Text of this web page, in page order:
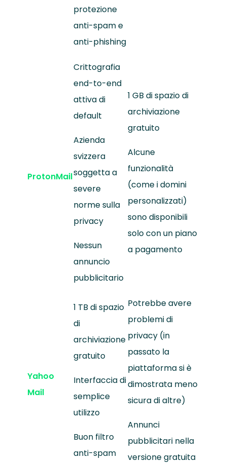
protezione
anti-spam e
anti-phishing
ProtonMail
Crittografia
end-to-end
attiva di
default
Azienda
svizzera
soggetta a
severe
norme sulla
privacy
Nessun
annuncio
pubblicitario
1 GB di spazio di
archiviazione
gratuito
Alcune
funzionalità
(come i domini
personalizzati)
sono disponibili
solo con un piano
a pagamento
Yahoo
Mail
1 TB di spazio
di
archiviazione
gratuito
Interfaccia di
semplice
utilizzo
Buon filtro
anti-spam
Potrebbe avere
problemi di
privacy (in
passato la
piattaforma si è
dimostrata meno
sicura di altre)
Annunci
pubblicitari nella
versione gratuita